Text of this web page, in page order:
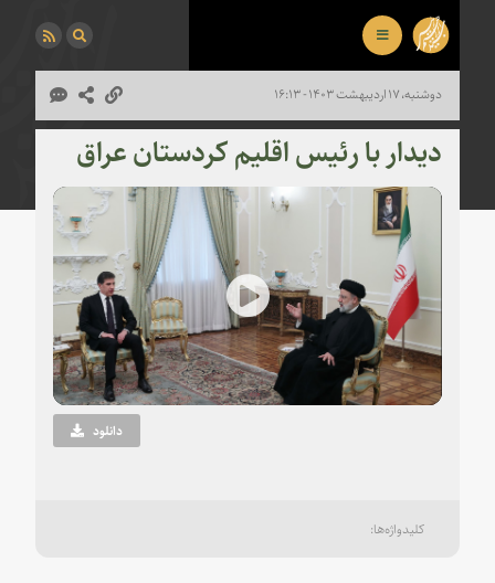
دوشنبه، ۱۷ اردیبهشت ۱۴۰۳ - ۱۶:۱۳
دیدار با رئیس اقلیم کردستان عراق
Play
Video دانلود